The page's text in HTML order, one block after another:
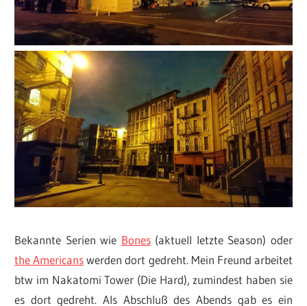
Bekannte Serien wie Bones(aktuell letzte Season) oder
the Americanswerden dort gedreht. Mein Freund arbeitet
btw im Nakatomi Tower (Die Hard), zumindest haben sie
es dort gedreht. Als Abschluß des Abends gab es ein